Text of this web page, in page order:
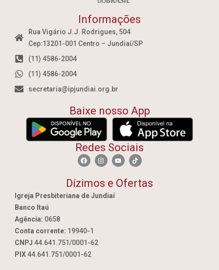
Informações
Rua Vigário J.J. Rodrigues, 504
Cep:13201-001 Centro – Jundiaí/SP
(11) 4586-2004
(11) 4586-2004
secretaria@ipjundiai.org.br
Baixe nosso App
Redes Sociais
Dízimos e Ofertas
Igreja Presbiteriana de Jundiaí
Banco Itaú
Agência: 0658
Conta corrente: 19940-1
CNPJ 44.641.751/0001-62
PIX44.641.751/0001-62